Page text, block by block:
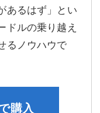
あるはず」とい
ドルの乗り越え
るノウハウで
購入